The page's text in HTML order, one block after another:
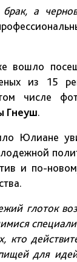
а
вошло
из 15
числе
Гнеуш.
Юлиане
и по-
глоток
кто
для